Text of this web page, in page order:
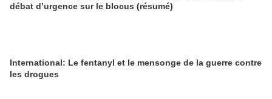
débat d’urgence sur le blocus (résumé)
International: Le fentanyl et le mensonge de la guerre contre
les drogues